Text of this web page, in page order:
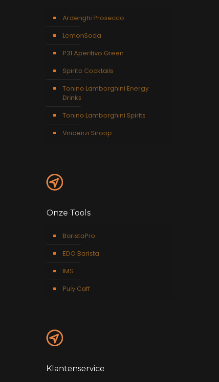
Ardenghi Prosecco
LemonSoda
P31 Aperitivo Green
Spirito Cocktails
Tonino Lamborghini Energy
Drinks
Tonino Lamborghini Spirits
Vincenzi Siroop
Onze Tools
BaristaPro
EDO Barista
IMS
Puly Caff
Klantenservice